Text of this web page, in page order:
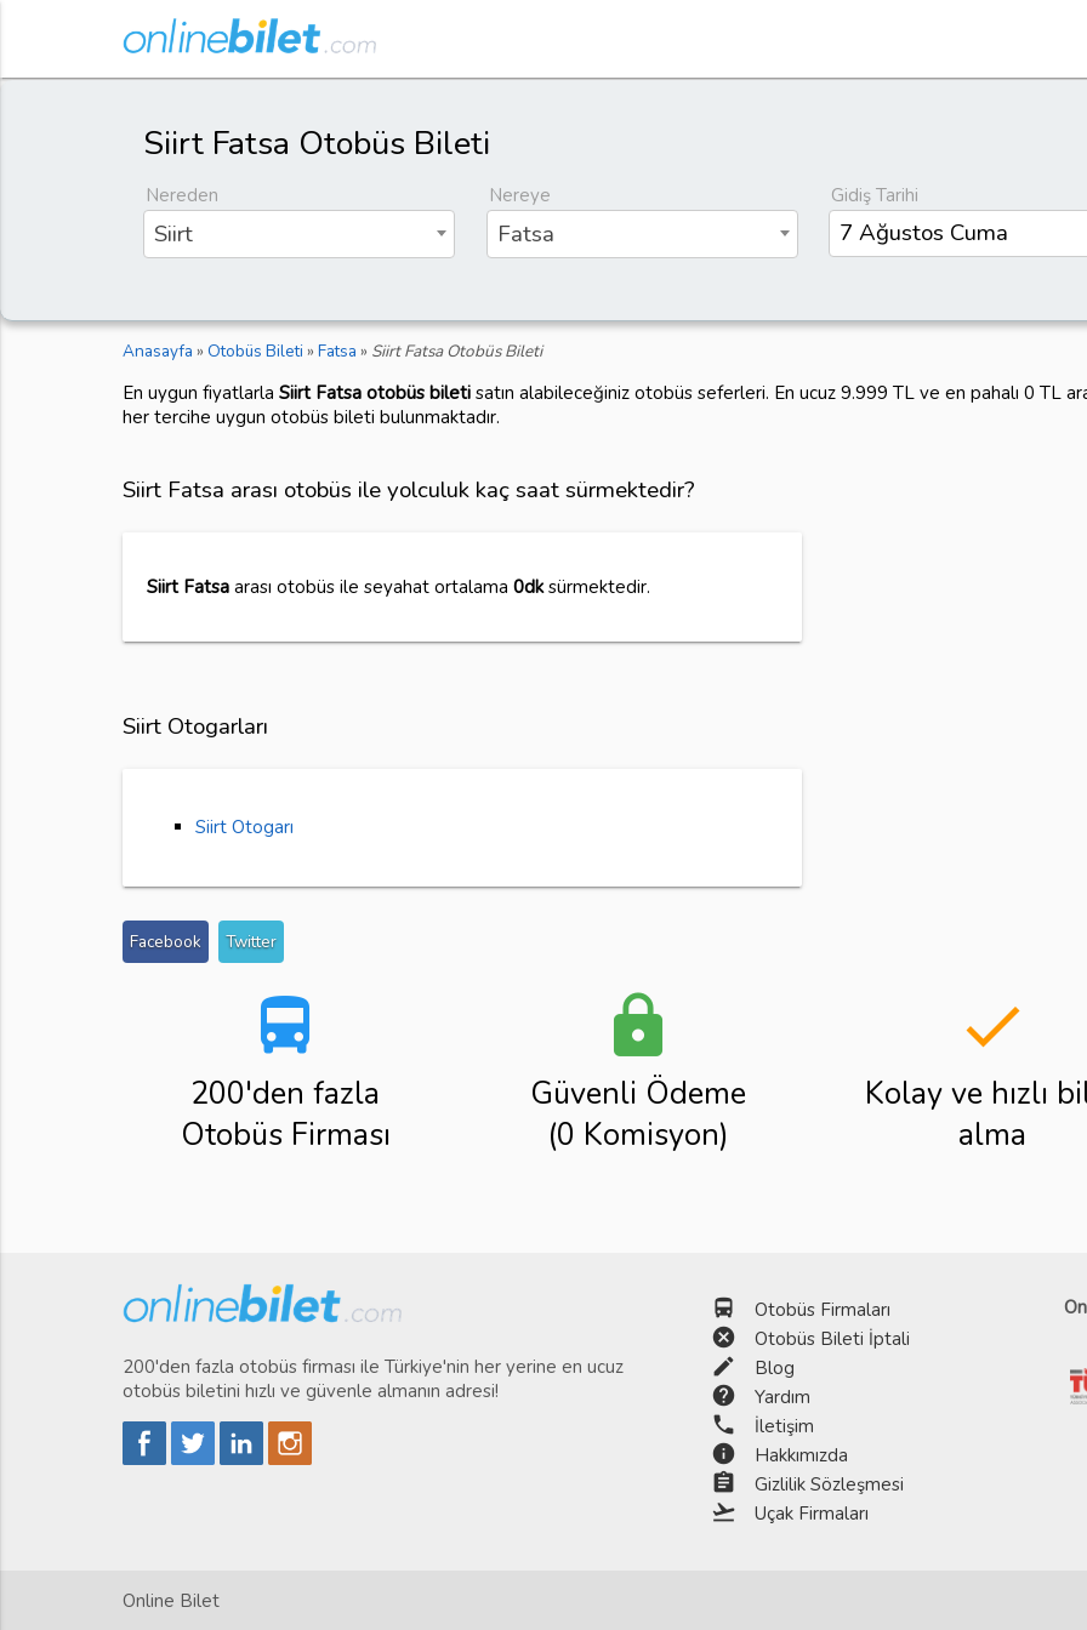
Siirt Fatsa Otobüs Bileti
Nereden
Siirt
Nereye
Fatsa
Gidiş Tarihi
Anasayfa » Otobüs Bileti » Fatsa » Siirt Fatsa Otobüs Bileti
En uygun fiyatlarla Siirt Fatsa otobüs biletisatın alabileceğiniz otobüs seferleri. En ucuz 9.999 TL ve en pahalı 0 TL
her tercihe uygun otobüs bileti bulunmaktadır.
Siirt Fatsa arası otobüs ile yolculuk kaç saat sürmektedir?
Siirt Fatsaarası otobüs ile seyahat ortalama 0dksürmektedir.
Siirt Otogarları
Siirt Otogarı
Facebook Twitter
directions_bus
200'den fazla
Otobüs Firması
lock
Güvenli Ödeme
(0 Komisyon)
done
Kolay ve hızlı
alma
200'den fazla otobüs firması ile Türkiye'nin her yerine en ucuz
otobüs biletini hızlı ve güvenle almanın adresi!
directions_bus Otobüs Firmaları
cancel Otobüs Bileti İptali
edit Blog
help Yardım
phone İletişim
info Hakkımızda
assignment Gizlilik Sözleşmesi
flight_takeoff Uçak Firmaları
Online Bilet